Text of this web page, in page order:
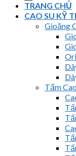
TRANG CHỦ
CAO SU KỸ
Gioăng
Tấm